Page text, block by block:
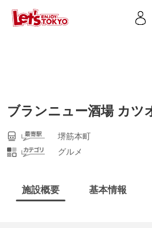
ブランニュー酒場 カツ
堺筋本町
グルメ
施設概要 基本情報